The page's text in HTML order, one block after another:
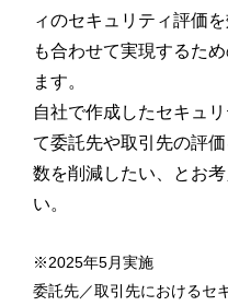
ィのセキュリティ評価
も合わせて実現するた
ます。
自社で作成したセキュ
て委託先や取引先の評
数を削減したい、とお
い。
※2025年5月実施
委託先／取引先におけるセ